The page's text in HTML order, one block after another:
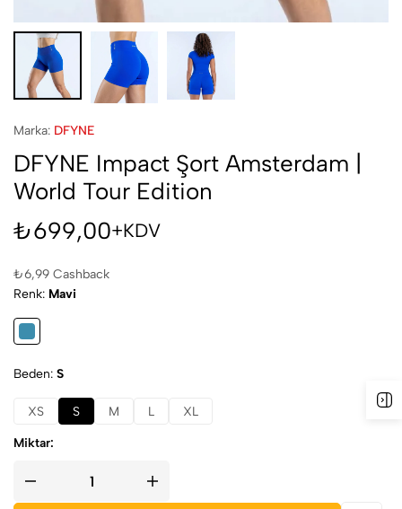
Marka: DFYNE
DFYNE Impact Şort Amsterdam |
World Tour Edition
₺699,00+KDV
₺6,99 Cashback
Renk Mavi
Beden S
XS S M L XL
Miktar: